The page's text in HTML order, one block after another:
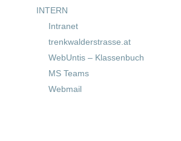
INTERN
Intranet
trenkwalderstrasse.at
WebUntis – Klassenbuch
MS Teams
Webmail